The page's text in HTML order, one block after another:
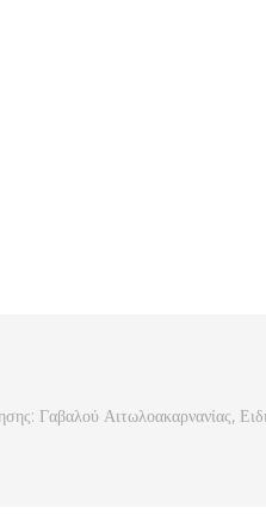
Γαβαλού Αιτωλοακαρνανίας,